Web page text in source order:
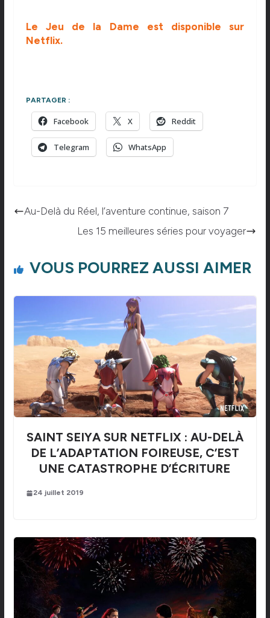
Le Jeu de la Dame est disponible sur
Netflix.
PARTAGER :
Facebook X Reddit
Telegram WhatsApp
Au-Delà du Réel, l’aventure continue, saison 7
Les 15 meilleures séries pour voyager
VOUS POURREZ AUSSI AIMER
SAINT SEIYA SUR NETFLIX : AU-DELÀ
DE L’ADAPTATION FOIREUSE, C’EST
UNE CATASTROPHE D’ÉCRITURE
24 juillet 2019